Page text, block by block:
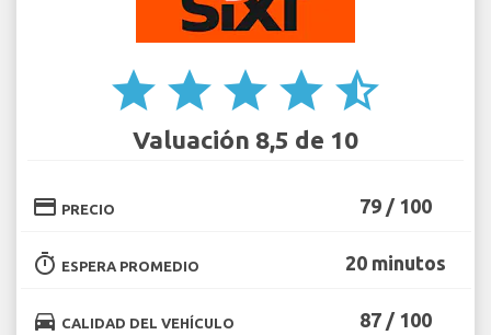
star star star star star_half
Valuación 8,5 de 10
credit_card PRECIO 79 / 100
timer ESPERA PROMEDIO 20 minutos
directions_car CALIDAD DEL VEHÍCULO 87 / 100